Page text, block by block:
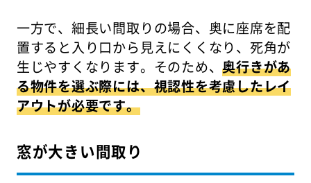
一方で、細長い間取りの場合、奥に座席を配
置すると入り口から見えにくくなり、死角が
生じやすくなります。そのため、奥行きがあ
る物件を選ぶ際には、視認性を考慮したレイ
アウトが必要です。
窓が大きい間取り